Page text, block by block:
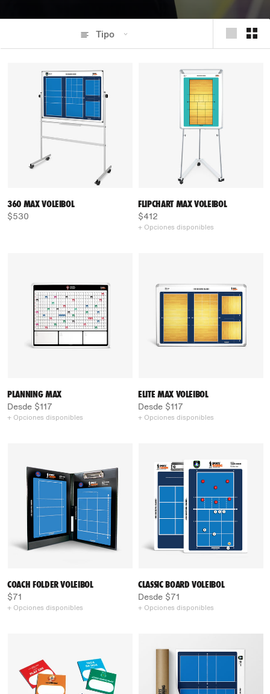
Tipo
360 MAX VOLEIBOL
$530
FLIPCHART MAX VOLEIBOL
$412
+ Opciones disponibles
PLANNING MAX
Desde $117
+ Opciones disponibles
ELITE MAX VOLEIBOL
Desde $117
+ Opciones disponibles
COACH FOLDER VOLEIBOL
$71
+ Opciones disponibles
CLASSIC BOARD VOLEIBOL
Desde $71
+ Opciones disponibles